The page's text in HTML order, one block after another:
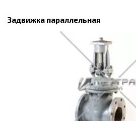
Задвижка параллельная